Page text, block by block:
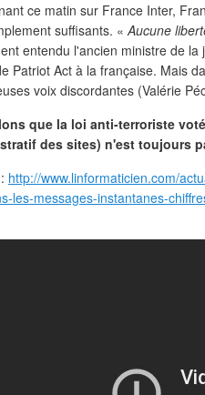
ce matin sur France Inter,
suffisants. «Aucune
entendu l'ancien ministre de
Patriot Act à la française. Mais
voix discordantes (Valérie
que la loi anti-terroriste
des sites) n'est toujours
http://www.linformaticien.com/
les-messages-instantanes-